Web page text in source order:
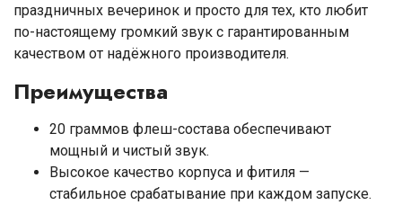
праздничных вечеринок и просто для тех, кто любит
по-настоящему громкий звук с гарантированным
качеством от надёжного производителя.
Преимущества
20 граммов флеш-состава обеспечивают
мощный и чистый звук.
Высокое качество корпуса и фитиля —
стабильное срабатывание при каждом запуске.